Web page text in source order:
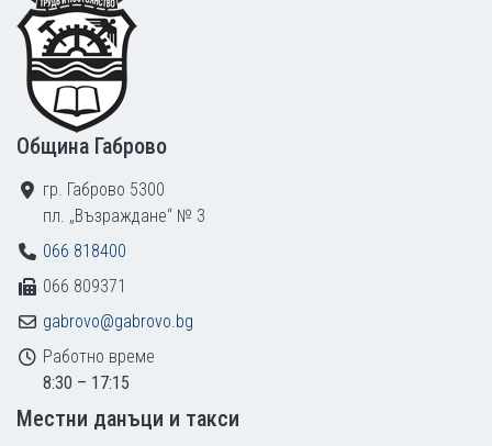
Община Габрово
гр. Габрово 5300
пл. „Възраждане“ № 3
066 818400
066 809371
gabrovo@gabrovo.bg
Работно време
8:30 – 17:15
Местни данъци и такси